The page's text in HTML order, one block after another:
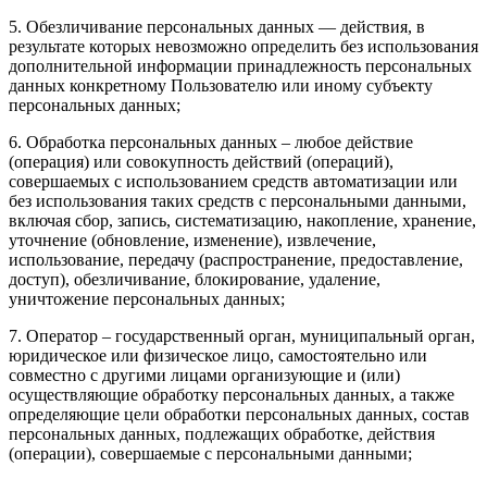
5. Обезличивание персональных данных — действия, в
результате которых невозможно определить без использования
дополнительной информации принадлежность персональных
данных конкретному Пользователю или иному субъекту
персональных данных;
6. Обработка персональных данных – любое действие
(операция) или совокупность действий (операций),
совершаемых с использованием средств автоматизации или
без использования таких средств с персональными данными,
включая сбор, запись, систематизацию, накопление, хранение,
уточнение (обновление, изменение), извлечение,
использование, передачу (распространение, предоставление,
доступ), обезличивание, блокирование, удаление,
уничтожение персональных данных;
7. Оператор – государственный орган, муниципальный орган,
юридическое или физическое лицо, самостоятельно или
совместно с другими лицами организующие и (или)
осуществляющие обработку персональных данных, а также
определяющие цели обработки персональных данных, состав
персональных данных, подлежащих обработке, действия
(операции), совершаемые с персональными данными;